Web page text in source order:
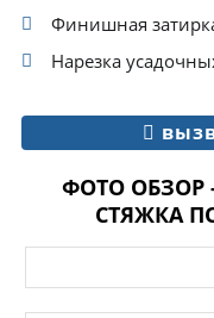
Финишная
Нарезка
ФОТО ОБЗОР
СТЯЖКА